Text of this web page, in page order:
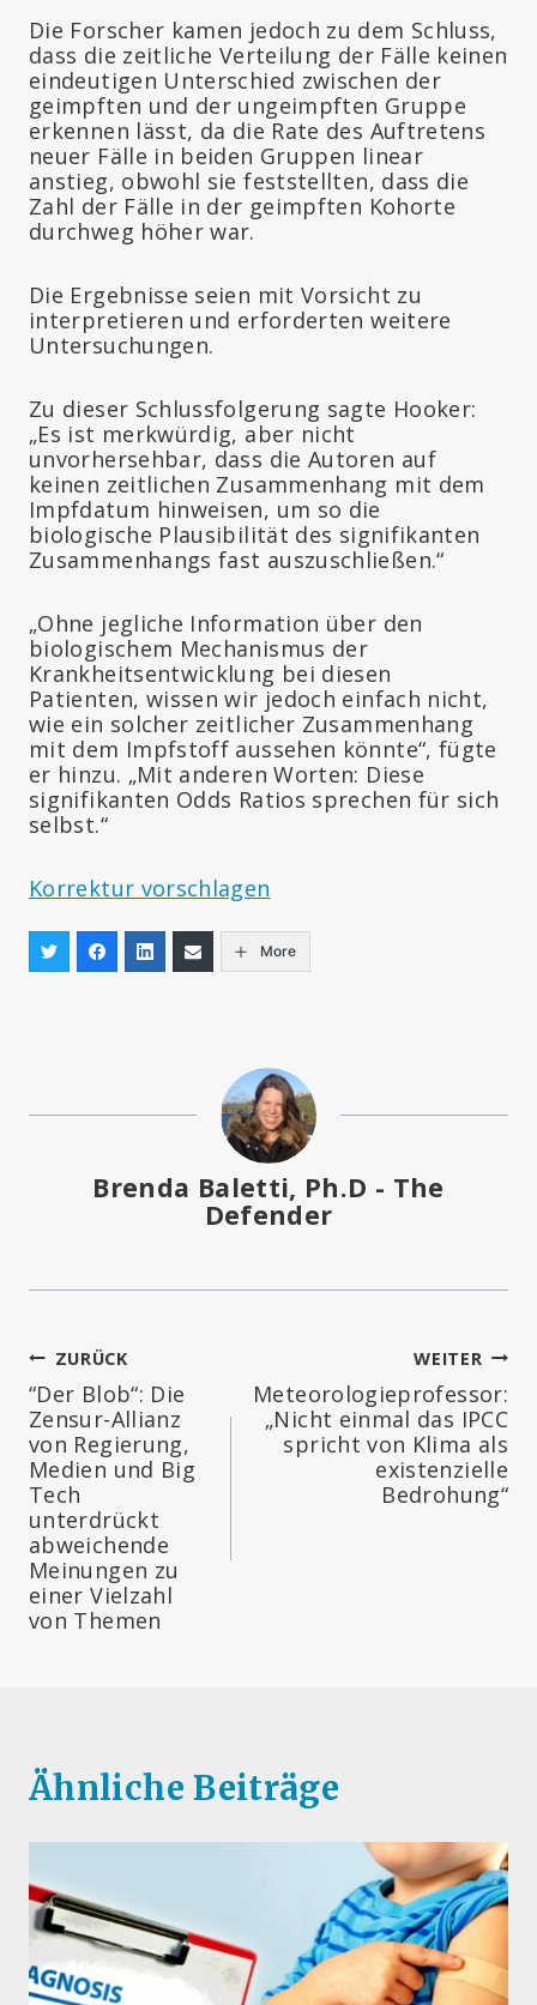
Die Forscher kamen jedoch zu dem Schluss,
dass die zeitliche Verteilung der Fälle keinen
eindeutigen Unterschied zwischen der
geimpften und der ungeimpften Gruppe
erkennen lässt, da die Rate des Auftretens
neuer Fälle in beiden Gruppen linear
anstieg, obwohl sie feststellten, dass die
Zahl der Fälle in der geimpften Kohorte
durchweg höher war.
Die Ergebnisse seien mit Vorsicht zu
interpretieren und erforderten weitere
Untersuchungen.
Zu dieser Schlussfolgerung sagte Hooker:
„Es ist merkwürdig, aber nicht
unvorhersehbar, dass die Autoren auf
keinen zeitlichen Zusammenhang mit dem
Impfdatum hinweisen, um so die
biologische Plausibilität des signifikanten
Zusammenhangs fast auszuschließen.“
„Ohne jegliche Information über den
biologischem Mechanismus der
Krankheitsentwicklung bei diesen
Patienten, wissen wir jedoch einfach nicht,
wie ein solcher zeitlicher Zusammenhang
mit dem Impfstoff aussehen könnte“, fügte
er hinzu. „Mit anderen Worten: Diese
signifikanten Odds Ratios sprechen für sich
selbst.“
Korrektur vorschlagen
More
Brenda Baletti, Ph.D - The
Defender
Beitragsnavigation
ZURÜCK
“Der Blob“: Die
Zensur-Allianz
von Regierung,
Medien und Big
Tech
unterdrückt
abweichende
Meinungen zu
einer Vielzahl
von Themen
WEITER
Meteorologieprofessor:
„Nicht einmal das IPCC
spricht von Klima als
existenzielle
Bedrohung“
Ähnliche Beiträge